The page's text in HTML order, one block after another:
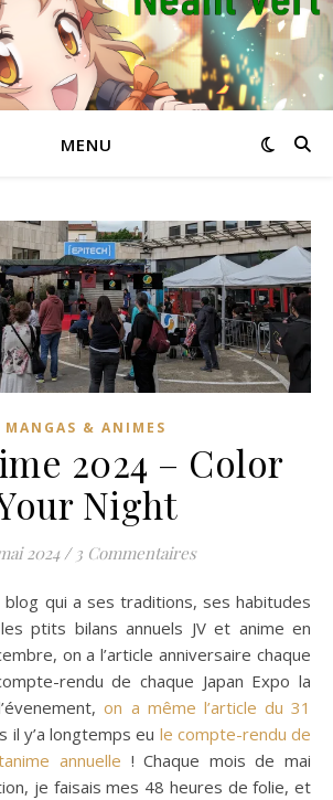
MENU
MANGAS & ANIMES
2024 – Color
Night
2024 / 3 Commentaires
ptits bilans annuels JV et anime en
on a l’article anniversaire chaque
rendu de chaque Japan Expo la
on a même l’article du 31
il y’a longtemps eu le compte-rendu de
annuelle ! Chaque mois de mai
je faisais mes 48 heures de folie, et